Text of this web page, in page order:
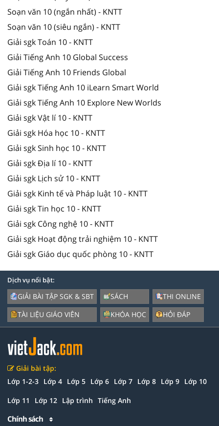
Soạn văn 10 (ngắn nhất) - KNTT
Soạn văn 10 (siêu ngắn) - KNTT
Giải sgk Toán 10 - KNTT
Giải Tiếng Anh 10 Global Success
Giải Tiếng Anh 10 Friends Global
Giải sgk Tiếng Anh 10 iLearn Smart World
Giải sgk Tiếng Anh 10 Explore New Worlds
Giải sgk Vật lí 10 - KNTT
Giải sgk Hóa học 10 - KNTT
Giải sgk Sinh học 10 - KNTT
Giải sgk Địa lí 10 - KNTT
Giải sgk Lịch sử 10 - KNTT
Giải sgk Kinh tế và Pháp luật 10 - KNTT
Giải sgk Tin học 10 - KNTT
Giải sgk Công nghệ 10 - KNTT
Giải sgk Hoạt động trải nghiệm 10 - KNTT
Giải sgk Giáo dục quốc phòng 10 - KNTT
Dịch vụ nổi bật:
GIẢI BÀI TẬP SGK & SBT
TÀI LIỆU GIÁO VIÊN
SÁCH
KHÓA HỌC
THI ONLINE
HỎI ĐÁP
Giải bài tập:
Lớp 1-2-3 Lớp 4 Lớp 5 Lớp 6 Lớp 7 Lớp 8 Lớp 9 Lớp 10
Lớp 11 Lớp 12 Lập trình Tiếng Anh
Chính sách